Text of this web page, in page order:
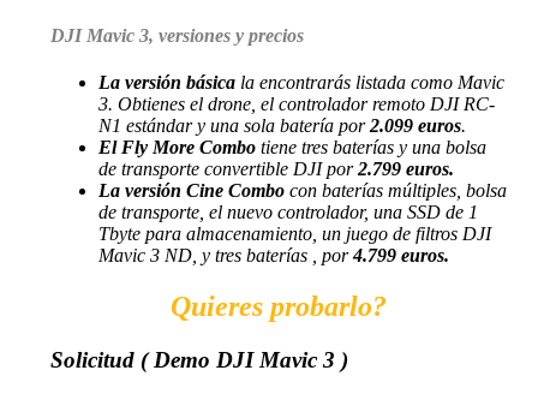
DJI Mavic 3, versiones y precios
La versión básicala encontrarás listada como Mavic
3. Obtienes el drone, el controlador remoto DJI RC-
N1 estándar y una sola batería por2.099 euros.
El Fly More Combotiene tres baterías y una bolsa
de transporte convertible DJI por2.799 euros.
La versión Cine Combocon baterías múltiples, bolsa
de transporte, el nuevo controlador, una SSD de 1
Tbyte para almacenamiento, un juego de filtros DJI
Mavic 3 ND, y tres baterías , por4.799 euros.
Quieres probarlo?
Solicitud ( Demo DJI Mavic 3 )